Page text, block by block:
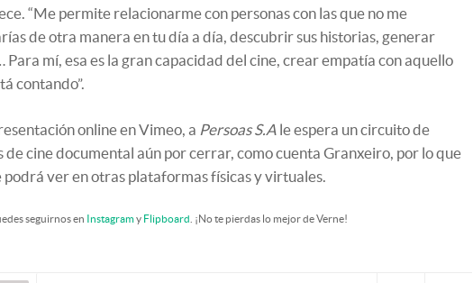
“Me permite relacionarme con personas con las que no me
de otra manera en tu día a día, descubrir sus historias, generar
Para mí, esa es la gran capacidad del cine, crear empatía con aquello
contando”.
online en Vimeo, a Persoas S.A le espera un circuito de
de cine documental aún por cerrar, como cuenta Granxeiro, por lo que
podrá ver en otras plataformas físicas y virtuales.
seguirnos en Instagramy Flipboard . ¡No te pierdas lo mejor de Verne!